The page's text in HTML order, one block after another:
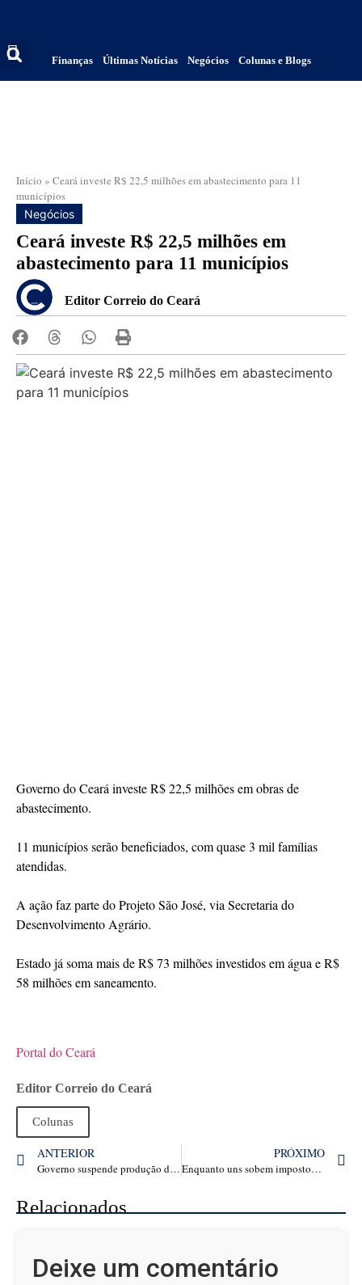
Finanças Últimas Notícias Negócios Colunas e Blogs
Início » Ceará investe R$ 22,5 milhões em abastecimento para 11
municípios
Negócios
Ceará investe R$ 22,5 milhões em
abastecimento para 11 municípios
Editor Correio do Ceará
Governo do Ceará investe R$ 22,5 milhões em obras de
abastecimento.
11 municípios serão beneficiados, com quase 3 mil famílias
atendidas.
A ação faz parte do Projeto São José, via Secretaria do
Desenvolvimento Agrário.
Estado já soma mais de R$ 73 milhões investidos em água e R$
58 milhões em saneamento.
Portal do Ceará
Editor Correio do Ceará
Colunas
ANTERIOR
Governo suspende produção de Coca-Cola em fábrica de Maracanaú, no Ceará – Ingrid Coelho
PRÓXIMO
Enquanto uns sobem impostos, Alemanha corta tributos para reduzir impacto do tarifaço de Trump
Relacionados
Deixe um comentário